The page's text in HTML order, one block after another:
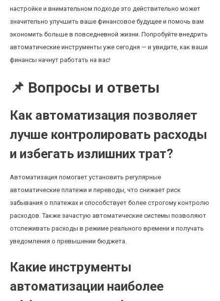
настройке и внимательном подходе это действительно может
значительно улучшить ваше финансовое будущее и помочь вам
экономить больше в повседневной жизни. Попробуйте внедрить
автоматические инструменты уже сегодня — и увидите, как ваши
финансы начнут работать на вас!
📌 Вопросы и ответы
Как автоматизация позволяет
лучше контролировать расходы
и избегать излишних трат?
Автоматизация помогает установить регулярные
автоматические платежи и переводы, что снижает риск
забывания о платежах и способствует более строгому контролю
расходов. Также зачастую автоматические системы позволяют
отслеживать расходы в режиме реального времени и получать
уведомления о превышении бюджета.
Какие инструменты
автоматизации наиболее